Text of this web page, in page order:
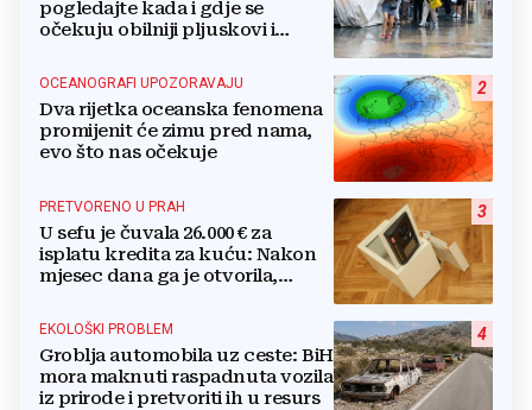
pogledajte kada i gdje se
očekuju obilniji pljuskovi i
2
OCEANOGRAFI UPOZORAVAJU
Dva rijetka oceanska fenomena
promijenit će zimu pred nama,
evo što nas očekuje
3
PRETVORENO U PRAH
U sefu je čuvala 26.000 € za
isplatu kredita za kuću: Nakon
mjesec dana ga je otvorila,
4
EKOLOŠKI PROBLEM
Groblja automobila uz ceste: BiH
mora maknuti raspadnuta vozila
iz prirode i pretvoriti ih u resurs